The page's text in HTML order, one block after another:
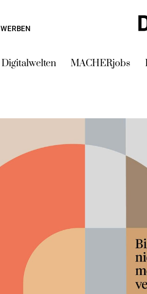
WERBEN
Digitalwelten MACHERjobs